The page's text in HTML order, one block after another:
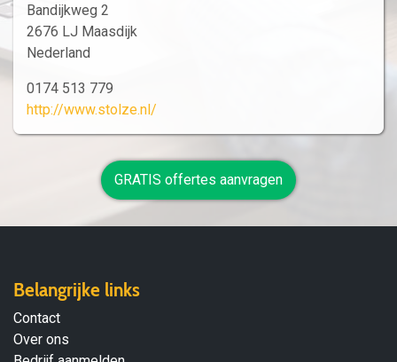
Bandijkweg 2
2676 LJ Maasdijk
Nederland
0174 513 779
http://www.stolze.nl/
GRATIS offertes aanvragen
Belangrijke links
Contact
Over ons